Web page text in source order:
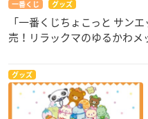
一番くじ グッズ
「一番くじちょこっと サン
売！リラックマのゆるかわメ
グッズ